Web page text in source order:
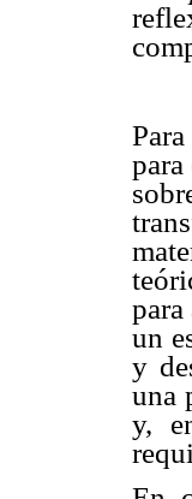
un
y
una
y,